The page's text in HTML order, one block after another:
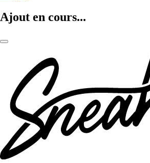
Ajout en cours...